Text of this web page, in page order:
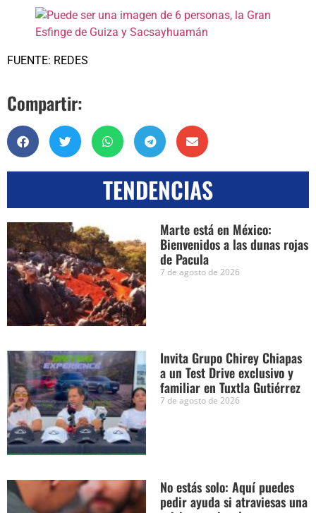
FUENTE: REDES
Compartir:
TENDENCIAS
Marte está en México:
Bienvenidos a las dunas rojas
de Pacula
7 de agosto de 2026
Invita Grupo Chirey Chiapas
a un Test Drive exclusivo y
familiar en Tuxtla Gutiérrez
7 de agosto de 2026
No estás solo: Aquí puedes
pedir ayuda si atraviesas una